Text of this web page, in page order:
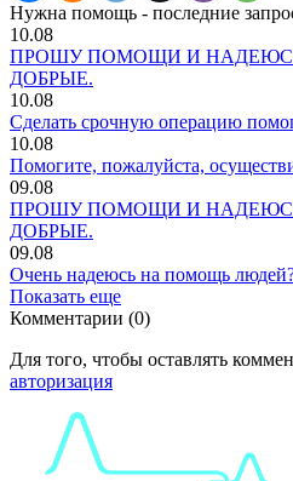
Нужна помощь - последние
10.08
ПРОШУ ПОМОЩИ И
ДОБРЫЕ.
10.08
Сделать срочную операцию
10.08
Помогите, пожалуйста,
09.08
ПРОШУ ПОМОЩИ И
ДОБРЫЕ.
09.08
Очень надеюсь на помощь
Показать еще
Комментарии (0)
Для того, чтобы оставлять
авторизация